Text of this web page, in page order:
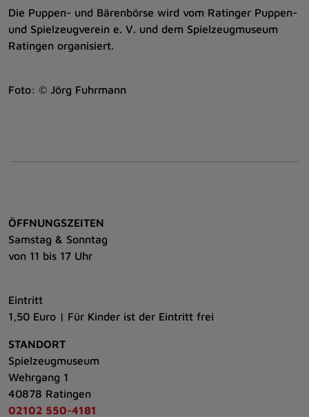
Die Puppen- und Bärenbörse wird vom Ratinger Puppen-
und Spielzeugverein e. V. und dem Spielzeugmuseum
Ratingen organisiert.
Foto: © Jörg Fuhrmann
ÖFFNUNGSZEITEN
Samstag & Sonntag
von 11 bis 17 Uhr
Eintritt
1,50 Euro | Für Kinder ist der Eintritt frei
STANDORT
Spielzeugmuseum
Wehrgang 1
40878 Ratingen
02102 550-4181